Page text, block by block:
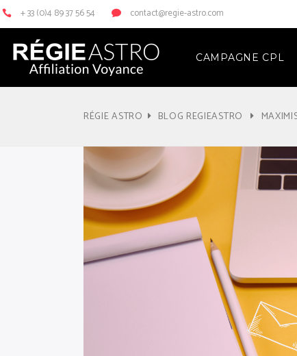
+ 33 (0)4 89 37 56 54 contact@regie-astro.com
CAMPAGNE CPL
RÉGIE ASTRO BLOG REGIEASTRO